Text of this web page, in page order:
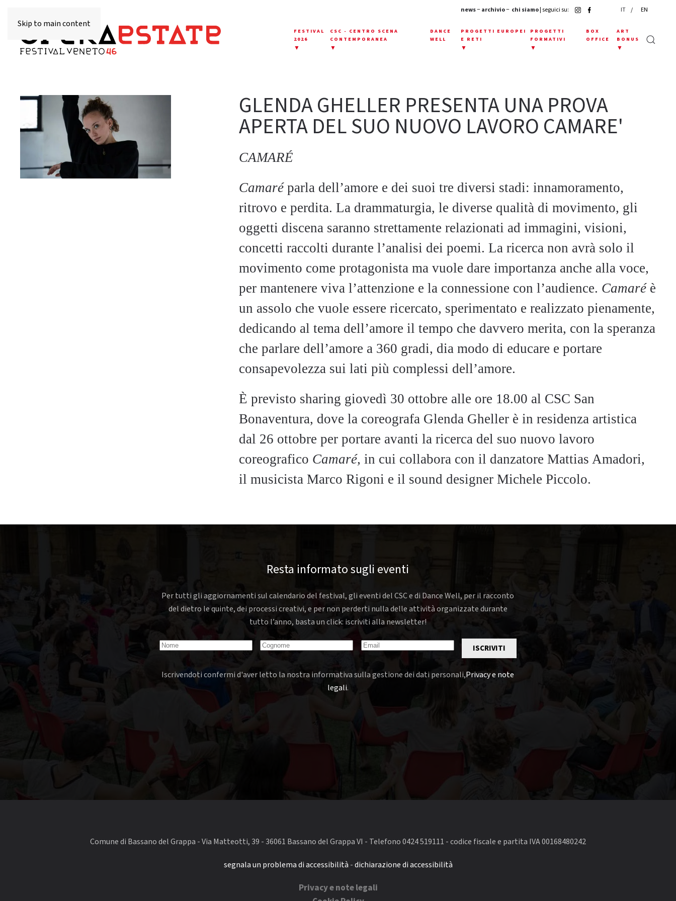
Skip to main content
news−archivio− chi siamo| seguici su: IT EN
FESTIVAL
2026
▼
CSC - CENTRO SCENA
CONTEMPORANEA
▼
DANCE
WELL
PROGETTI EUROPEI
E RETI
▼
PROGETTI
FORMATIVI
▼
BOX
OFFICE
ART
BONUS
▼
GLENDA GHELLER PRESENTA UNA PROVA
APERTA DEL SUO NUOVO LAVORO CAMARE'
CAMARÉ
Camaré parla dell’amore e dei suoi tre diversi stadi: innamoramento,
ritrovo e perdita. La drammaturgia, le diverse qualità di movimento, gli
oggetti discena saranno strettamente relazionati ad immagini, visioni,
concetti raccolti durante l’analisi dei poemi. La ricerca non avrà solo il
movimento come protagonista ma vuole dare importanza anche alla voce,
per mantenere viva l’attenzione e la connessione con l’audience. Camaréè
un assolo che vuole essere ricercato, sperimentato e realizzato pienamente,
dedicando al tema dell’amore il tempo che davvero merita, con la speranza
che parlare dell’amore a 360 gradi, dia modo di educare e portare
consapevolezza sui lati più complessi dell’amore.
È previsto sharing giovedì 30 ottobre alle ore 18.00 al CSC San
Bonaventura, dove la coreografa Glenda Gheller è in residenza artistica
dal 26 ottobre per portare avanti la ricerca del suo nuovo lavoro
coreografico Camaré, in cui collabora con il danzatore Mattias Amadori,
il musicista Marco Rigoni e il sound designer Michele Piccolo.
Resta informato sugli eventi
Per tutti gli aggiornamenti sul calendario del festival, gli eventi del CSC e di Dance Well, per il racconto
del dietro le quinte, dei processi creativi, e per non perderti nulla delle attività organizzate durante
tutto l’anno, basta un click: iscriviti alla newsletter!
ISCRIVITI
Iscrivendoti confermi d'aver letto la nostra informativa sulla gestione dei dati personali,Privacy e note
legali.
Comune di Bassano del Grappa - Via Matteotti, 39 - 36061 Bassano del Grappa VI - Telefono 0424 519111 - codice fiscale e partita IVA 00168480242
segnala un problema di accessibilità -dichiarazione di accessibilità
Privacy e note legali